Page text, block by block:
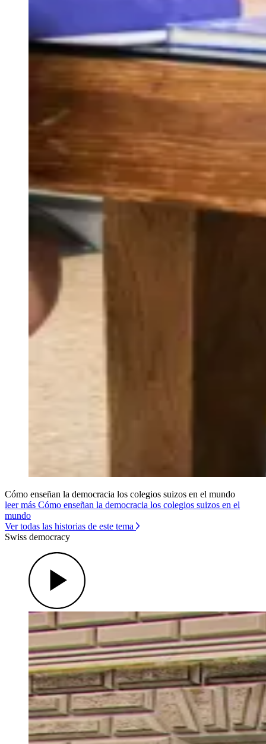
Cómo enseñan la democracia los colegios suizos en el mundo
leer más Cómo enseñan la democracia los colegios suizos en el
mundo
Ver todas las historias de este tema
Swiss democracy